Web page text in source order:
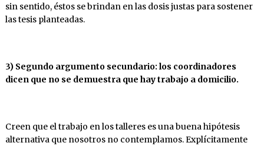
sin sentido, éstos se brindan en las dosis justas para sostener
las tesis planteadas.
3) Segundo argumento secundario: los coordinadores
dicen que no se demuestra que hay trabajo a domicilio.
Creen que el trabajo en los talleres es una buena hipótesis
alternativa que nosotros no contemplamos. Explícitamente